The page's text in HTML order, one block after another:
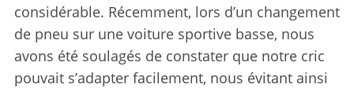
considérable. Récemment, lors d’un changement
de pneu sur une voiture sportive basse, nous
avons été soulagés de constater que notre cric
pouvait s’adapter facilement, nous évitant ainsi